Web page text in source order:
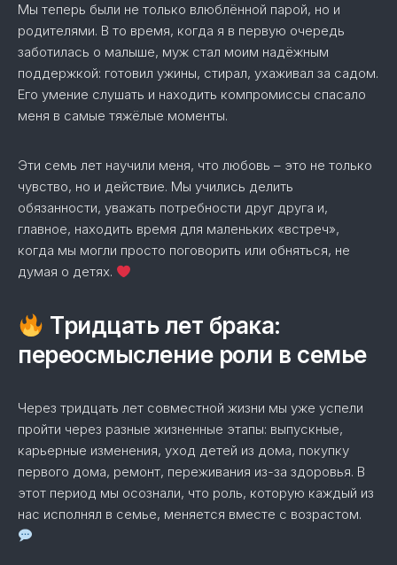
Мы теперь были не только влюблённой парой, но и
родителями. В то время, когда я в первую очередь
заботилась о малыше, муж стал моим надёжным
поддержкой: готовил ужины, стирал, ухаживал за садом.
Его умение слушать и находить компромиссы спасало
меня в самые тяжёлые моменты.
Эти семь лет научили меня, что любовь – это не только
чувство, но и действие. Мы учились делить
обязанности, уважать потребности друг друга и,
главное, находить время для маленьких «встреч»,
когда мы могли просто поговорить или обняться, не
думая о детях.
Тридцать лет брака:
переосмысление роли в семье
Через тридцать лет совместной жизни мы уже успели
пройти через разные жизненные этапы: выпускные,
карьерные изменения, уход детей из дома, покупку
первого дома, ремонт, переживания из-за здоровья. В
этот период мы осознали, что роль, которую каждый из
нас исполнял в семье, меняется вместе с возрастом.